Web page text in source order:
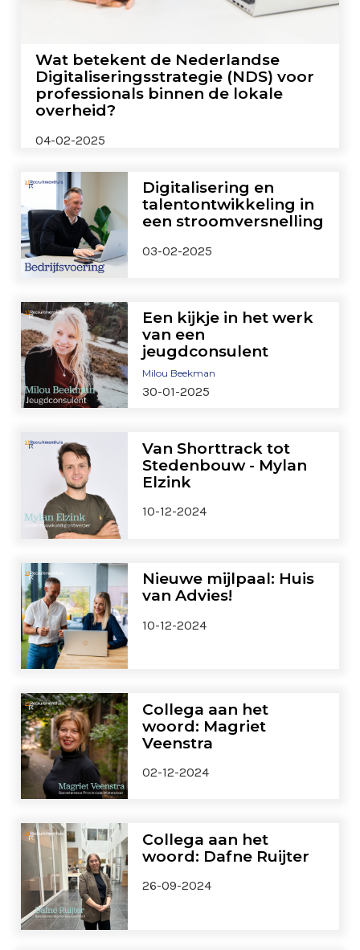
Wat betekent de Nederlandse
Digitaliseringsstrategie (NDS) voor
professionals binnen de lokale
overheid?
04-02-2025
Digitalisering en
talentontwikkeling in
een stroomversnelling
03-02-2025
Een kijkje in het werk
van een
jeugdconsulent
Milou Beekman
30-01-2025
Van Shorttrack tot
Stedenbouw - Mylan
Elzink
10-12-2024
Nieuwe mijlpaal: Huis
van Advies!
10-12-2024
Collega aan het
woord: Magriet
Veenstra
02-12-2024
Collega aan het
woord: Dafne Ruijter
26-09-2024